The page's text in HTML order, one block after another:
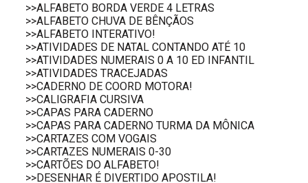
>>ALFABETO BORDA VERDE 4 LETRAS
>>ALFABETO CHUVA DE BÊNÇÃOS
>>ALFABETO INTERATIVO!
>>ATIVIDADES DE NATAL CONTANDO ATÉ 10
>>ATIVIDADES NUMERAIS 0 A 10 ED INFANTIL
>>ATIVIDADES TRACEJADAS
>>CADERNO DE COORD MOTORA!
>>CALIGRAFIA CURSIVA
>>CAPAS PARA CADERNO
>>CAPAS PARA CADERNO TURMA DA MÔNICA
>>CARTAZES COM VOGAIS
>>CARTAZES NUMERAIS 0-30
>>CARTÕES DO ALFABETO!
>>DESENHAR É DIVERTIDO APOSTILA!